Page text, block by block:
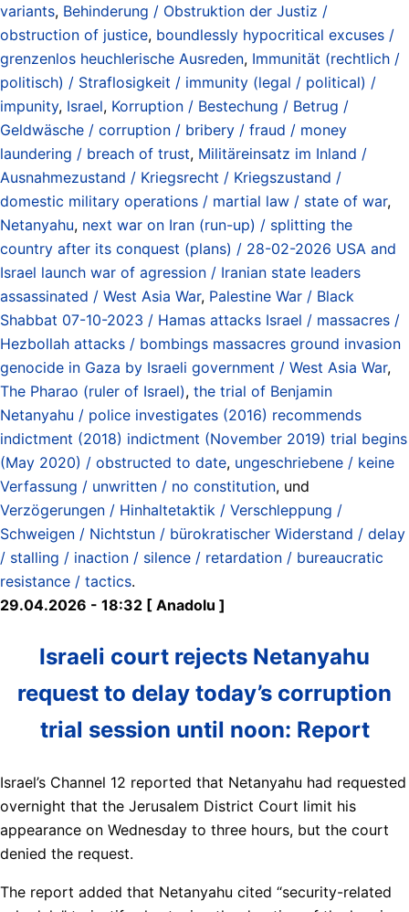
variants, Behinderung / Obstruktion der Justiz /
obstruction of justice, boundlessly hypocritical excuses /
grenzenlos heuchlerische Ausreden, Immunität (rechtlich /
politisch) / Straflosigkeit / immunity (legal / political) /
impunity, Israel, Korruption / Bestechung / Betrug /
Geldwäsche / corruption / bribery / fraud / money
laundering / breach of trust, Militäreinsatz im Inland /
Ausnahmezustand / Kriegsrecht / Kriegszustand /
domestic military operations / martial law / state of war,
Netanyahu, next war on Iran (run-up) / splitting the
country after its conquest (plans) / 28-02-2026 USA and
Israel launch war of agression / Iranian state leaders
assassinated / West Asia War, Palestine War / Black
Shabbat 07-10-2023 / Hamas attacks Israel / massacres /
Hezbollah attacks / bombings massacres ground invasion
genocide in Gaza by Israeli government / West Asia War,
The Pharao (ruler of Israel), the trial of Benjamin
Netanyahu / police investigates (2016) recommends
indictment (2018) indictment (November 2019) trial begins
(May 2020) / obstructed to date, ungeschriebene / keine
Verfassung / unwritten / no constitution, und
Verzögerungen / Hinhaltetaktik / Verschleppung /
Schweigen / Nichtstun / bürokratischer Widerstand / delay
/ stalling / inaction / silence / retardation / bureaucratic
resistance / tactics.
29.04.2026 - 18:32 [ Anadolu ]
Israeli court rejects Netanyahu
request to delay today’s corruption
trial session until noon: Report
Israel’s Channel 12 reported that Netanyahu had requested
overnight that the Jerusalem District Court limit his
appearance on Wednesday to three hours, but the court
denied the request.
The report added that Netanyahu cited “security-related